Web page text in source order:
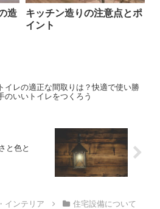
造
キッチン造りの注意点とポ
イント
トイレの適正な間取りは？快適で使い勝
のいいトイレをつくろう
と色と
インテリア 住宅設備について